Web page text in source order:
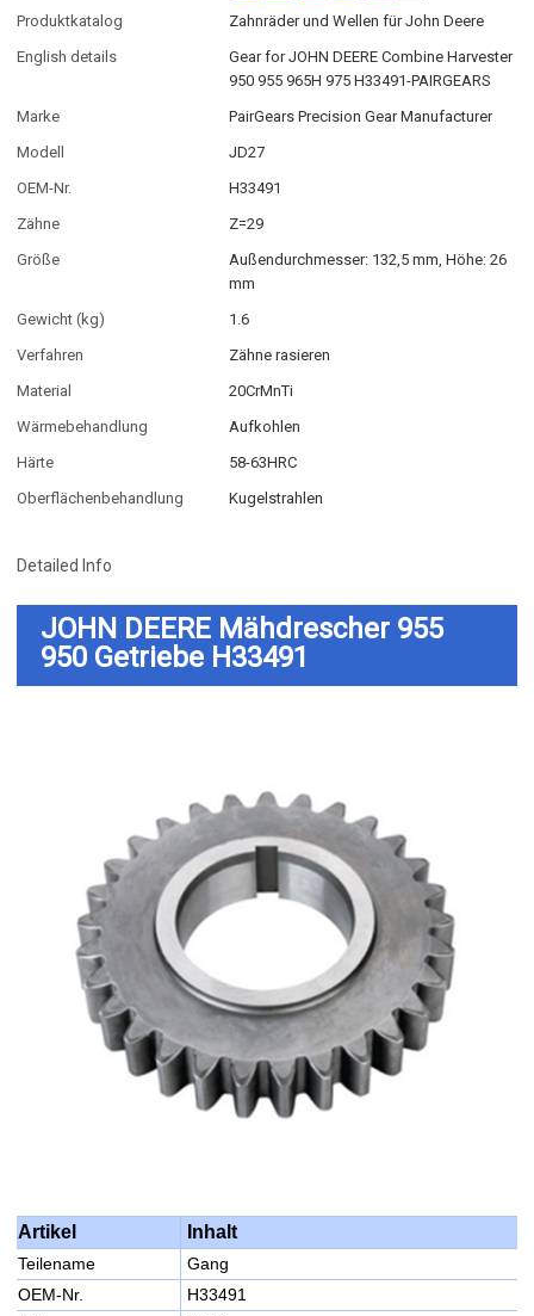
Produktkatalog
Zahnräder und Wellen für John Deere
English details
Gear for JOHN DEERE Combine Harvester
950 955 965H 975 H33491-PAIRGEARS
Marke
PairGears Precision Gear Manufacturer
Modell
JD27
OEM-Nr.
H33491
Zähne
Z=29
Größe
Außendurchmesser: 132,5 mm, Höhe: 26
mm
Gewicht (kg)
1.6
Verfahren
Zähne rasieren
Material
20CrMnTi
Wärmebehandlung
Aufkohlen
Härte
58-63HRC
Oberflächenbehandlung
Kugelstrahlen
Detailed Info
JOHN DEERE Mähdrescher 955
950 Getriebe H33491
Artikel Inhalt
Teilename
Gang
OEM-Nr.
H33491